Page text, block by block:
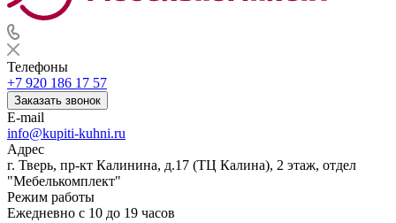
Телефоны
+7 920 186 17 57
Заказать звонок
E-mail
info@kupiti-kuhni.ru
Адрес
г. Тверь, пр-кт Калинина, д.17 (ТЦ Калина), 2 этаж, отдел
"Мебелькомплект"
Режим работы
Ежедневно с 10 до 19 часов